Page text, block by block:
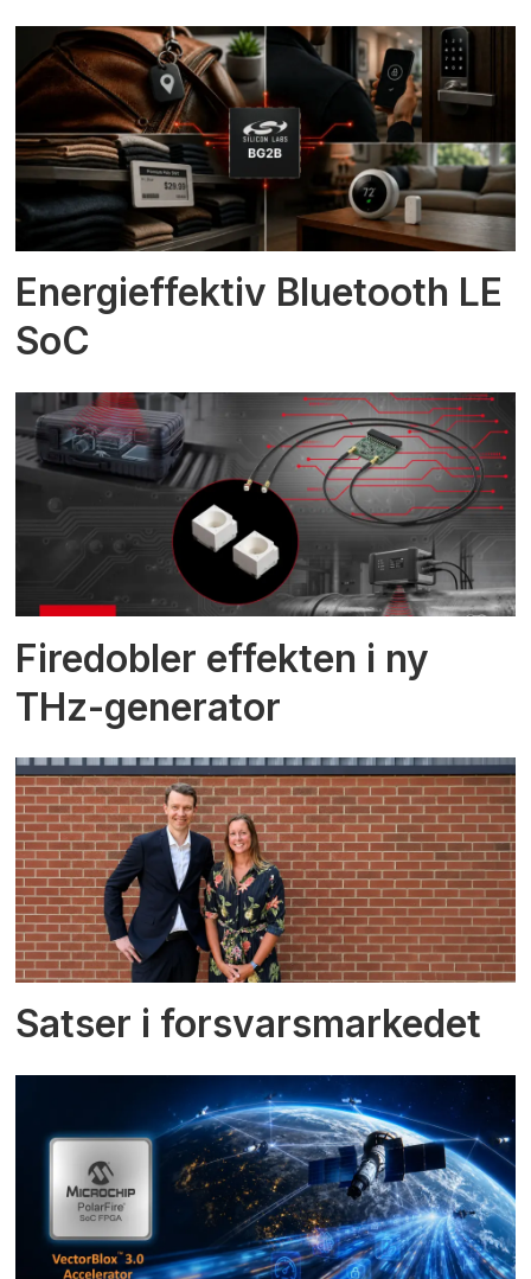
Energieffektiv Bluetooth LE
SoC
Firedobler effekten i ny
THz-generator
Satser i forsvarsmarkedet